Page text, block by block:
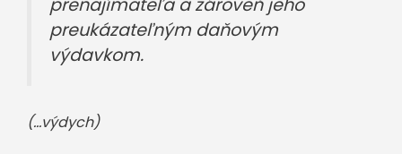
prenajímateľa a zároveň jeho
preukázateľným daňovým
výdavkom.
(…výdych)